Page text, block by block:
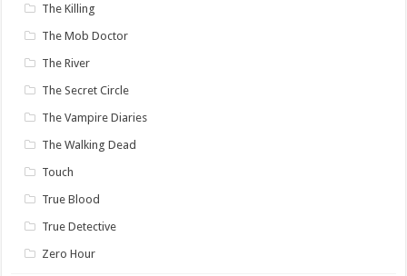
The Killing
The Mob Doctor
The River
The Secret Circle
The Vampire Diaries
The Walking Dead
Touch
True Blood
True Detective
Zero Hour